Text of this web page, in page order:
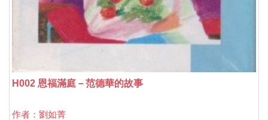
H002 恩福滿庭－范德華的故事
作者：劉如菁